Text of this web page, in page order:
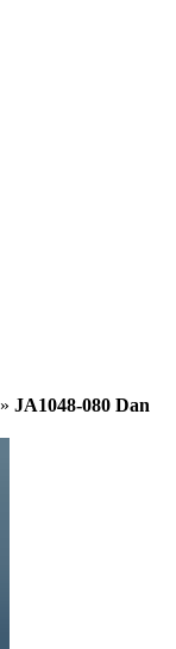
» JA1048-080 Dan